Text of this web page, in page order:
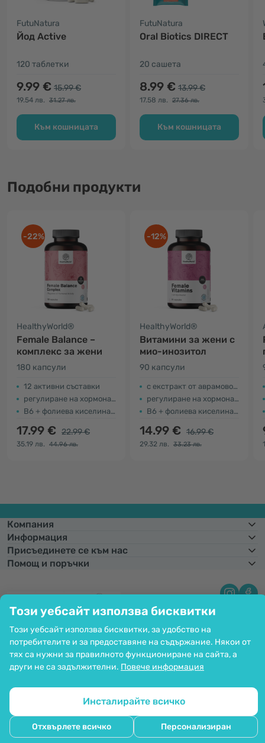
Този уебсайт използва бисквитки
Този уебсайт използва бисквитки, за удобство на
потребителите и за предоставяне на съдържание. Някои от
тях са нужни за правилното функциониране на сайта, а
други не са задължителни. Повече информация
Инсталирайте всичко
Отхвърлете всичко Персонализиран
FutuNatura
Йод Active
120 таблетки
9.99 € 15.99 €
19.54 лв. 31.27 лв.
Към кошницата
FutuNatura
Oral Biotics DIRECT
20 сашета
8.99 € 13.99 €
17.58 лв. 27.36 лв.
Към кошницата
Подобни продукти
-22%
HealthyWorld®
Female Balance –
комплекс за жени
180 капсули
12 активни съставки
регулиране на хормоналната функция
B6 + фолиева киселина + цинк
17.99 € 22.99 €
35.19 лв. 44.96 лв.
-12%
HealthyWorld®
Витамини за жени с
мио-инозитол
90 капсули
с екстракт от аврамово дърво
регулиране на хормоналната дейност
В6 + фолиева киселина + цинк
14.99 € 16.99 €
29.32 лв. 33.23 лв.
Компания
Информация
Присъединете се към нас
Помощ и поръчки
Фиксиран курс на конвертиране:1 € =1,95583 лв. Възможност за
криптиране.
Copyright © 2012 - 2026   |   Be Healthy Group d.o.o.
Карта на сайта
Използване на бисквитките
Настройки на бисквитките